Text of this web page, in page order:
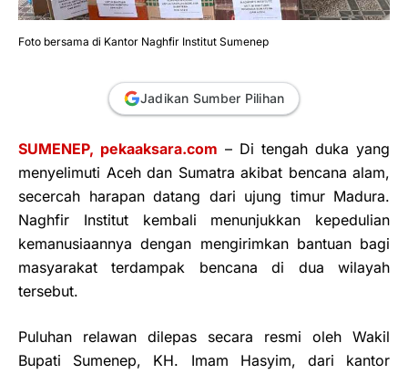
Foto bersama di Kantor Naghfir Institut Sumenep
Jadikan Sumber Pilihan
SUMENEP, pekaaksara.com – Di tengah duka yang
menyelimuti Aceh dan Sumatra akibat bencana alam,
secercah harapan datang dari ujung timur Madura.
Naghfir Institut kembali menunjukkan kepedulian
kemanusiaannya dengan mengirimkan bantuan bagi
masyarakat terdampak bencana di dua wilayah
tersebut.
Puluhan relawan dilepas secara resmi oleh Wakil
Bupati Sumenep, KH. Imam Hasyim, dari kantor